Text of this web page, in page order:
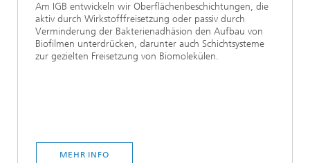
Am IGB entwickeln wir Oberflächenbeschichtungen, die
aktiv durch Wirkstofffreisetzung oder passiv durch
Verminderung der Bakterienadhäsion den Aufbau von
Biofilmen unterdrücken, darunter auch Schichtsysteme
zur gezielten Freisetzung von Biomolekülen.
MEHR INFO